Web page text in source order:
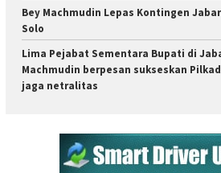
Bey Machmudin Lepas Kontingen Jabar
Solo
Lima Pejabat Sementara Bupati di
Machmudin berpesan sukseskan
jaga netralitas